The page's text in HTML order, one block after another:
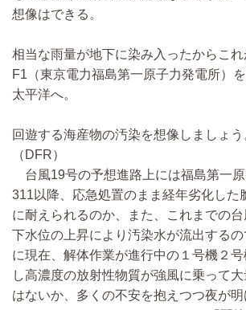
想像はできる。
相当な雨量が地下に染み入ったからこれ
F1（東京電力福島第一原子力発電所）を
太平洋へ。
回遊する海産物の汚染を想像しましょう
（DFR）
台風19号の予想進路上には福島第一原
311以降、応急処置のまま経年劣化した
に耐えられるのか、また、これまでの
下水位の上昇により汚染水が流出する
に現在、解体作業が進行中の１号機２
し高濃度の放射性物質が強風に乗って
はないか、多くの不安を抱えつつ夜が明